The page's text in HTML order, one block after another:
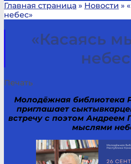
Главная страница » Новости »
небес»
«Касаясь
Печать
Молодёжная библиотека
приглашает
встречу с поэтом Андреем
мыслями